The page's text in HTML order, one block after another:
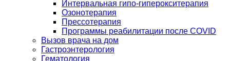
Интервальная гипо-гиперокситерапия
Озонотерапия
Прессотерапия
Программы реабилитации после СOVID
Вызов врача на дом
Гастроэнтерология
Гематология